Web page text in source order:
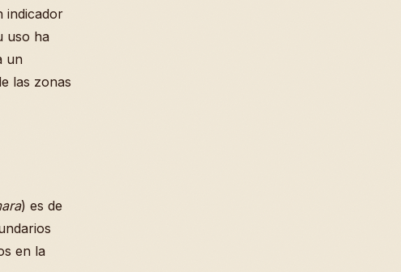
indicador
uso ha
un
las zonas
) es de
en la